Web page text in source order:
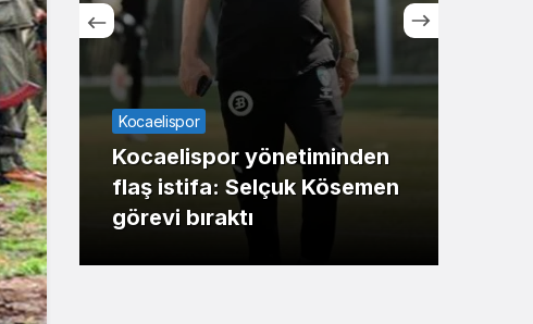
Kocaelispor
Kocaelispor yönetiminden
flaş istifa: Selçuk Kösemen
görevi bıraktı